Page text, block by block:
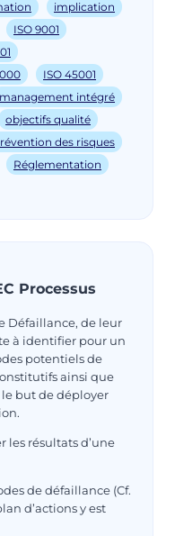
implication
ISO 9001
ISO 45001
management intégré
objectifs qualité
des risques
Réglementation
Processus
Défaillance, de leur
à identifier pour un
potentiels de
ainsi que
le but de déployer
les résultats d’une
de défaillance (Cf.
d’actions y est